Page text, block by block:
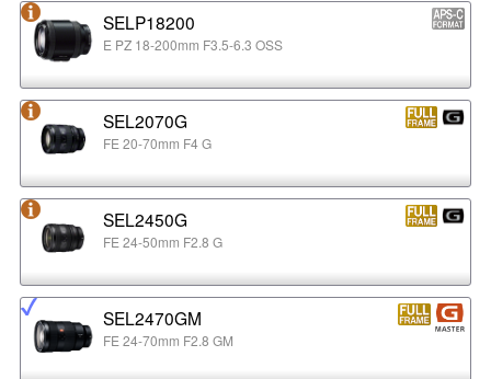
SELP18200
E PZ 18-200mm F3.5-6.3 OSS
SEL2070G
FE 20-70mm F4 G
SEL2450G
FE 24-50mm F2.8 G
SEL2470GM
FE 24-70mm F2.8 GM